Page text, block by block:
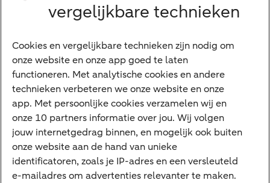
Diensten
VraagHugo
Corporate Finance
Tikkie zakelijk
Cyber Veilig & Zeker
Private Banking
Interessant
vergelijkbare technieken
Cookies en vergelijkbare technieken zijn nodig om
onze website en onze app goed te laten
functioneren. Met analytische cookies en andere
technieken verbeteren we onze website en onze
app. Met persoonlijke cookies verzamelen wij en
onze 10 partners informatie over jou. Wij volgen
jouw internetgedrag binnen, en mogelijk ook buiten
onze website aan de hand van unieke
identificatoren, zoals je IP-adres en een versleuteld
e-mailadres om advertenties relevanter te maken.